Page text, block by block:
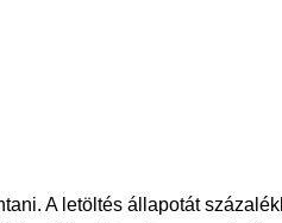
A letöltés állapotát